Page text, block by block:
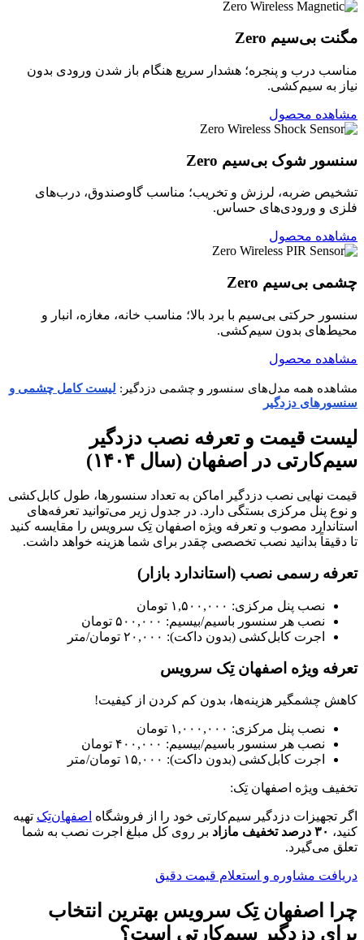
مگنت بی‌سیم Zero
مناسب درب و پنجره؛ هشدار سریع هنگام باز شدن ورودی بدون
نیاز به سیم‌کشی.
مشاهده محصول
سنسور شوک بی‌سیم Zero
تشخیص ضربه، لرزش و تخریب؛ مناسب گاوصندوق، درب‌های
فلزی و ورودی‌های حساس.
مشاهده محصول
چشمی بی‌سیم Zero
سنسور حرکتی بی‌سیم با برد بالا؛ مناسب خانه، مغازه، انبار و
محیط‌های بدون سیم‌کشی.
مشاهده محصول
مشاهده همه مدل‌های سنسور و چشمی دزدگیر: لیست کامل چشمی و
سنسورهای دزدگیر
لیست قیمت و تعرفه نصب دزدگیر
سیم‌کارتی در اصفهان (سال ۱۴۰۴)
قیمت نهایی نصب دزدگیر اماکن به تعداد سنسورها، طول کابل‌کشی
و نوع پنل مرکزی بستگی دارد. در جدول زیر می‌توانید تعرفه‌های
استاندارد مصوب و تعرفه ویژه اصفهان تِک سرویس را مقایسه کنید
تا دقیقاً بدانید نصب تخصصی چقدر برای شما هزینه خواهد داشت.
تعرفه رسمی نصب (استاندارد بازار)
نصب پنل مرکزی: ۱,۵۰۰,۰۰۰ تومان
نصب هر سنسور باسیم/بیسیم: ۵۰۰,۰۰۰ تومان
اجرت کابل‌کشی (بدون داکت): ۲۰,۰۰۰ تومان/متر
تعرفه ویژه اصفهان تِک سرویس
کاهش چشمگیر هزینه‌ها، بدون کم کردن از کیفیت!
نصب پنل مرکزی: ۱,۰۰۰,۰۰۰ تومان
نصب هر سنسور باسیم/بیسیم: ۴۰۰,۰۰۰ تومان
اجرت کابل‌کشی (بدون داکت): ۱۵,۰۰۰ تومان/متر
تخفیف ویژه اصفهان تِک:
اگر تجهیزات دزدگیر سیم‌کارتی خود را از فروشگاه اصفهان‌تِک تهیه
کنید، ۳۰ درصد تخفیف مازاد
بر روی کل مبلغ اجرت نصب به شما
تعلق می‌گیرد.
دریافت مشاوره و استعلام قیمت دقیق
چرا اصفهان تِک سرویس بهترین انتخاب
برای دزدگیر سیم‌کارتی است؟